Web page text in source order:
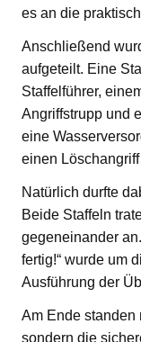
es an die
Anschließend
aufgeteilt. Eine
Staffelführer,
Angriffstrupp und
eine
einen
Natürlich durfte
Beide Staffeln
gegeneinander
fertig!“ wurde um
Ausführung der
Am Ende standen
sondern die